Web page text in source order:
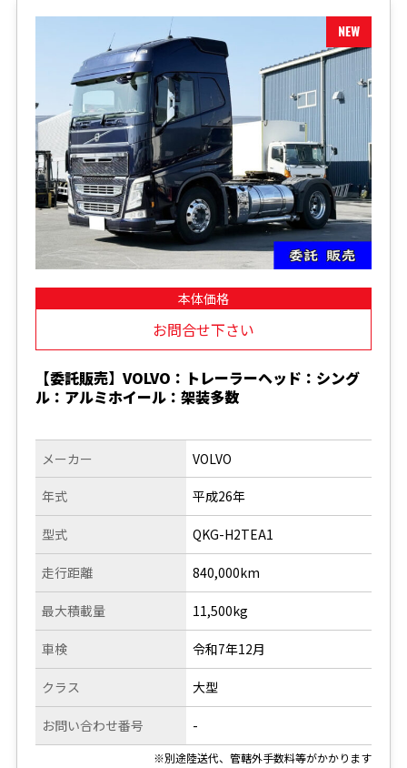
本体価格
お問合せ下さい
【委託販売】VOLVO：トレーラーヘッド：シング
ル：アルミホイール：架装多数
メーカー
年式
型式
走行距離
VOLVO
平成26年
QKG-H2TEA1
840,000km
最大積載量
車検
クラス
お問い合わせ番号
11,500kg
令和7年12月
大型
-
※別途陸送代、管轄外手数料等がかかります